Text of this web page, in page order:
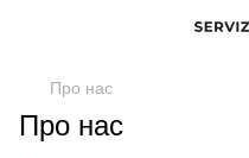
Про нас
Про нас